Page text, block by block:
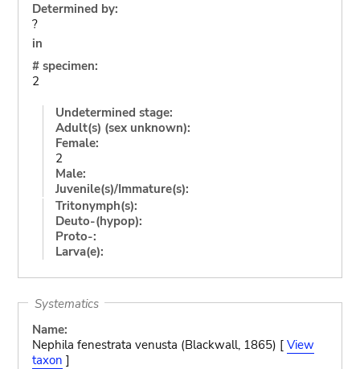
Determined by:
?
in
# specimen:
2
Undetermined stage:
Adult(s) (sex unknown):
Female:
2
Male:
Juvenile(s)/Immature(s):
Tritonymph(s):
Deuto-(hypop):
Proto-:
Larva(e):
Systematics
Name:
Nephila fenestrata venusta (Blackwall, 1865) [ View
taxon ]